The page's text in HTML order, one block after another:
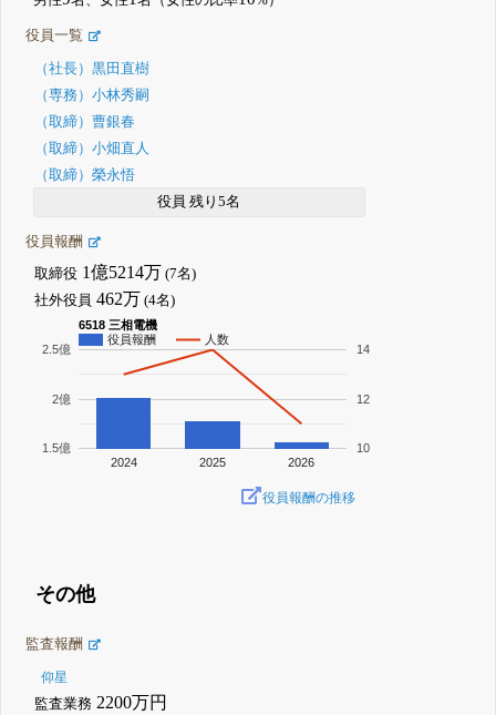
役員一覧
（社長）黒田直樹
（専務）小林秀嗣
（取締）曹銀春
（取締）小畑直人
（取締）榮永悟
役員 残り5名
役員報酬
取締役 1億5214万 (7名)
社外役員 462万 (4名)
6518 三相電機
役員報酬
人数
2024 2025 2026
1.5億
2億
2.5億
10
12
14
役員報酬の推移
その他
監査報酬
仰星
監査業務 2200万円